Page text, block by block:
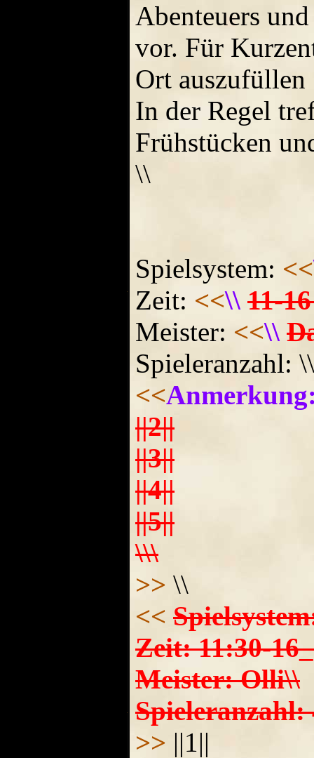
Abenteuers
vor. Für
Ort
In der Regel
Frühstücken
\\
Spielsystem: <<
Zeit: <<\\ 11-
Meister: <<\\
Spieleranzahl: \\
<<
||2||
||3||
||4||
||5||
\\\
>> \\
<<
Zeit: 11:30-
Meister: Olli\\
Spieleranzahl:
>> ||1||